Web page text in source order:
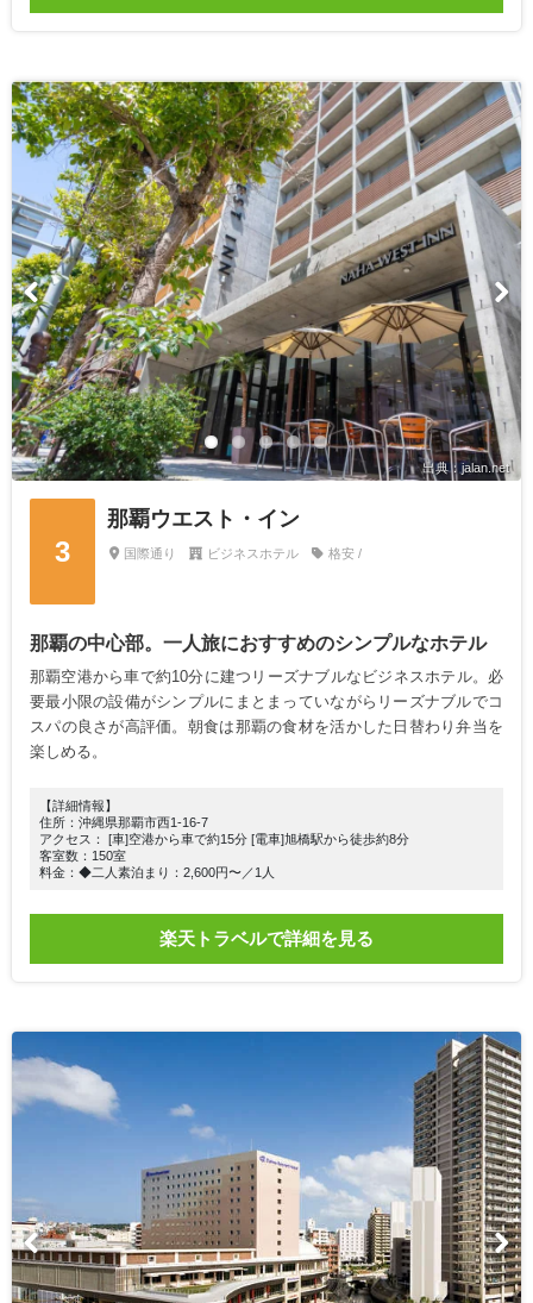
出典：jalan.net
3
那覇ウエスト・イン
国際通り ビジネスホテル 格安 /
那覇の中心部。一人旅におすすめのシンプルなホテル
那覇空港から車で約10分に建つリーズナブルなビジネスホテル。必
要最小限の設備がシンプルにまとまっていながらリーズナブルでコ
スパの良さが高評価。朝食は那覇の食材を活かした日替わり弁当を
楽しめる。
【詳細情報】
住所：沖縄県那覇市西1-16-7
アクセス： [車]空港から車で約15分 [電車]旭橋駅から徒歩約8分
客室数：150室
料金：◆二人素泊まり：2,600円〜／1人
楽天トラベルで詳細を見る